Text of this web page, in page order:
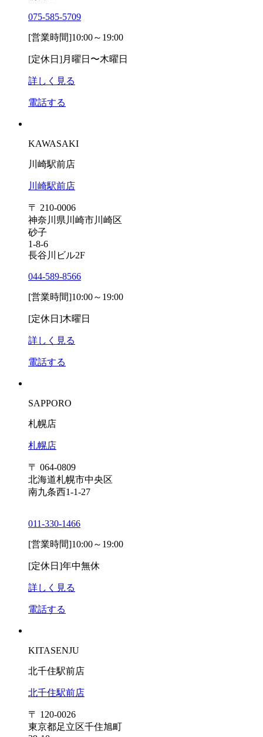
075-585-5709
[営業時間]10:00～19:00
[定休日]月曜日〜木曜日
詳しく見る
電話する
KAWASAKI
川崎駅前店
川崎駅前店
〒 210-0006
神奈川県川崎市川崎区
砂子
1-8-6
長谷川ビル2F
044-589-8566
[営業時間]10:00～19:00
[定休日]木曜日
詳しく見る
電話する
SAPPORO
札幌店
札幌店
〒 064-0809
北海道札幌市中央区
南九条西1-1-27
011-330-1466
[営業時間]10:00～19:00
[定休日]年中無休
詳しく見る
電話する
KITASENJU
北千住駅前店
北千住駅前店
〒 120-0026
東京都足立区千住旭町